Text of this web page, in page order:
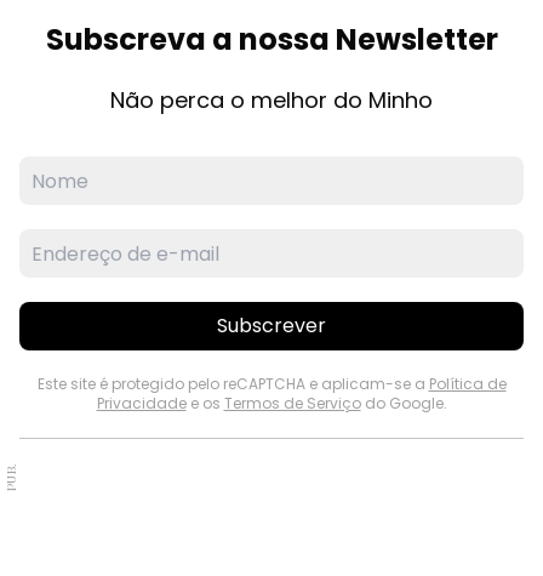
Subscreva a nossa Newsletter
Não perca o melhor do Minho
Subscrever
Este site é protegido pelo reCAPTCHA e aplicam-se a Política de
Privacidadee os Termos de Serviçodo Google.
PUB.